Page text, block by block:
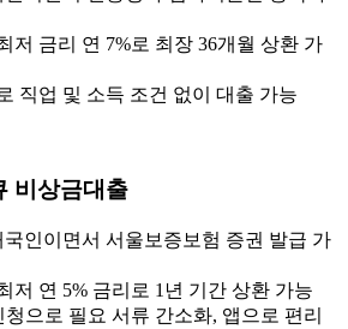
저 금리 연 7%로 최장 36개월 상환 가
직업 및 소득 조건 없이 대출 가능
비상금대출
국인이면서 서울보증보험 증권 발급 가
저 연 5% 금리로 1년 기간 상환 가능
청으로 필요 서류 간소화, 앱으로 편리